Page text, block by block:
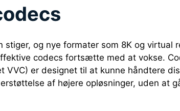
stiger, og nye formater som 8K og virtual
codecs fortsætte med at vokse.
VVC) er designet til at kunne håndtere
af højere opløsninger, uden at